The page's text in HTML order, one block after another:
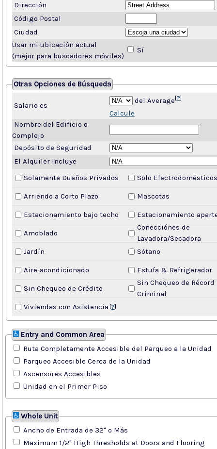
Dirección
Código Postal
Ciudad
Usar mi ubicación actual
(mejor para buscadores móviles)
Sí
Otras Opciones de Búsqueda
Salario es
del Average [?]
Calcule
Nombre del Edificio o
Complejo
Depósito de Seguridad
El Alquiler Incluye
Solamente Dueños Privados
Solo Electrodomésticos
Arriendo a Corto Plazo Mascotas
Estacionamiento bajo techo Estacionamiento
Amoblado
Conecciónes de
Lavadora/Secadora
Jardín
Sótano
Aire-acondicionado Estufa & Refrigerador
Sin Chequeo de Crédito
Sin Chequeo de Récord
Criminal
Viviendas con Asistencia [?]
Entry and Common Area
Ruta Completamente Accesible del Parqueo a la Unidad
Parqueo Accesible Cerca de la Unidad
Ascensores Accesibles
Unidad en el Primer Piso
Whole Unit
Ancho de Entrada de 32" o Más
Maximum 1/2" High Thresholds at Doors and Flooring